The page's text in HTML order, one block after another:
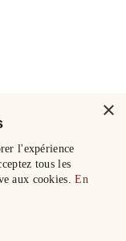
×
l'expérience
tous les
aux cookies.En